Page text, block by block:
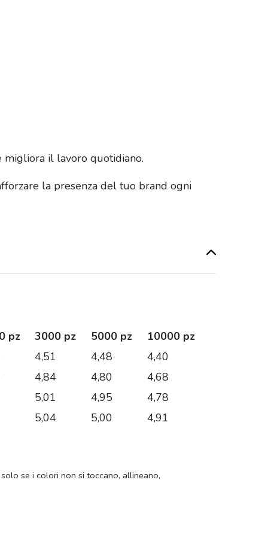
migliora il lavoro quotidiano.
la presenza del tuo brand ogni
pz 3000 pz 5000 pz
10000 pz
4,51 4,48
4,40
4,84 4,80
4,68
5,01 4,95
4,78
5,04 5,00 4,91
se i colori non si toccano, allineano,